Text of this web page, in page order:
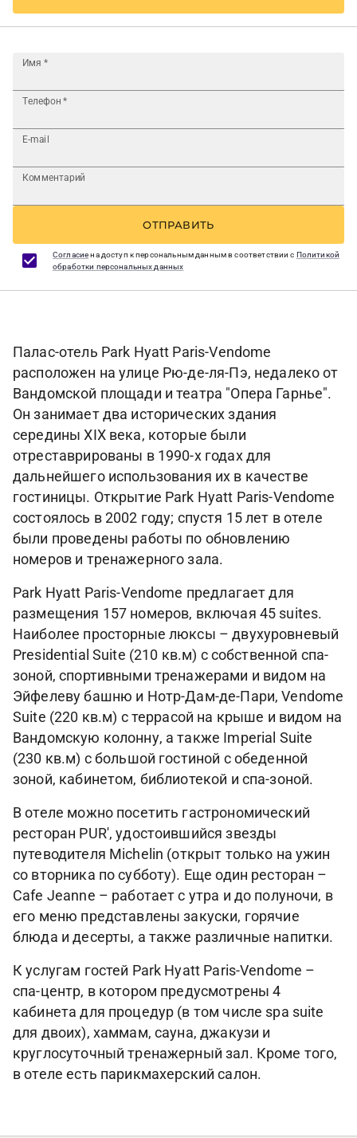
Имя *
Телефон *
E-mail
Комментарий
ОТПРАВИТЬ
Согласиена доступ к персональным данным в соответствии с Политикой
обработки персональных данных
Палас-отель Park Hyatt Paris-Vendome
расположен на улице Рю-де-ля-Пэ, недалеко от
Вандомской площади и театра "Опера Гарнье".
Он занимает два исторических здания
середины XIX века, которые были
отреставрированы в 1990-х годах для
дальнейшего использования их в качестве
гостиницы. Открытие Park Hyatt Paris-Vendome
состоялось в 2002 году; спустя 15 лет в отеле
были проведены работы по обновлению
номеров и тренажерного зала.
Park Hyatt Paris-Vendome предлагает для
размещения 157 номеров, включая 45 suites.
Наиболее просторные люксы – двухуровневый
Presidential Suite (210 кв.м) с собственной спа-
зоной, спортивными тренажерами и видом на
Эйфелеву башню и Нотр-Дам-де-Пари, Vendome
Suite (220 кв.м) с террасой на крыше и видом на
Вандомскую колонну, а также Imperial Suite
(230 кв.м) с большой гостиной с обеденной
зоной, кабинетом, библиотекой и спа-зоной.
В отеле можно посетить гастрономический
ресторан PUR', удостоившийся звезды
путеводителя Michelin (открыт только на ужин
со вторника по субботу). Еще один ресторан –
Cafe Jeanne – работает с утра и до полуночи, в
его меню представлены закуски, горячие
блюда и десерты, а также различные напитки.
К услугам гостей Park Hyatt Paris-Vendome –
спа-центр, в котором предусмотрены 4
кабинета для процедур (в том числе spa suite
для двоих), хаммам, сауна, джакузи и
круглосуточный тренажерный зал. Кроме того,
в отеле есть парикмахерский салон.